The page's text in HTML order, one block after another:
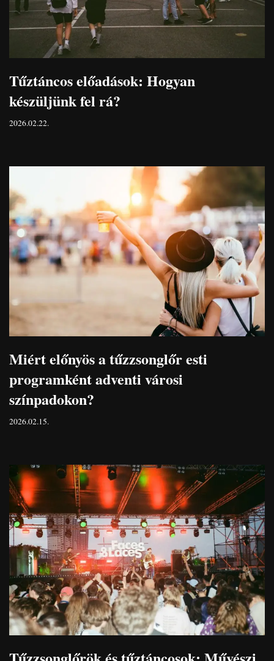
Tűztáncos előadások: Hogyan
készüljünk fel rá?
2026.02.22.
Miért előnyös a tűzzsonglőr esti
programként adventi városi
színpadokon?
2026.02.15.